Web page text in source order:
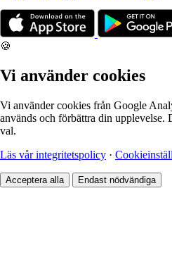
🍪
Vi använder cookies
Vi använder cookies från Google
används och förbättra din upplevelse.
val.
Läs vår integritetspolicy ·
Acceptera alla Endast nödvändiga